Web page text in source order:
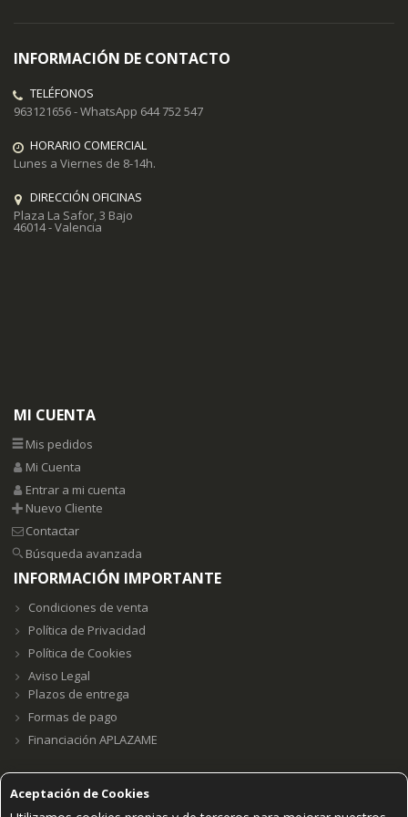
Aceptación de Cookies
INFORMACIÓN DE CONTACTO
TELÉFONOS
963121656 - WhatsApp 644 752 547
HORARIO COMERCIAL
Lunes a Viernes de 8-14h.
DIRECCIÓN OFICINAS
Plaza La Safor, 3 Bajo
46014 - Valencia
MI CUENTA
Mis pedidos
Mi Cuenta
Entrar a mi cuenta
Nuevo Cliente
Contactar
Búsqueda avanzada
INFORMACIÓN IMPORTANTE
Condiciones de venta
Política de Privacidad
Política de Cookies
Aviso Legal
Plazos de entrega
Formas de pago
Financiación APLAZAME